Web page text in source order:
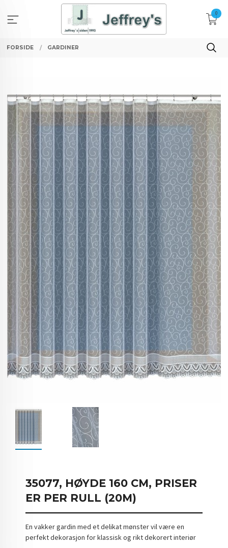
innholdet
0
FORSIDE GARDINER
35077, HØYDE 160 CM, PRISER
ER PER RULL (20M)
En vakker gardin med et delikat mønster vil være en
perfekt dekorasjon for klassisk og rikt dekorert interiør